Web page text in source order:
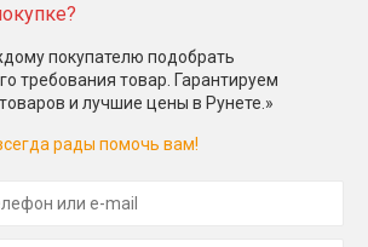
покупателю подобрать
требования товар. Гарантируем
и лучшие цены в Рунете.»
рады помочь вам!